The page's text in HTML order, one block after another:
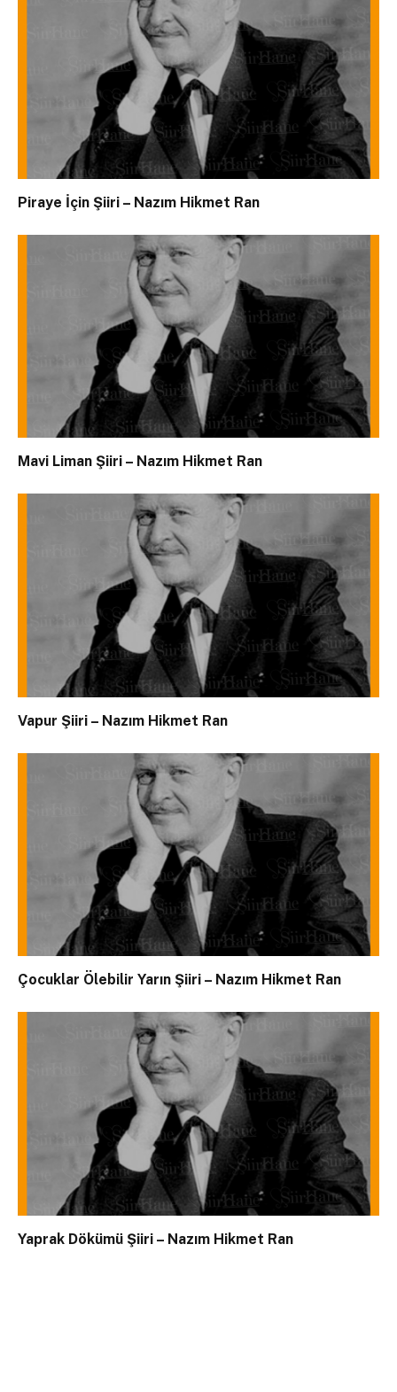
Piraye İçin Şiiri – Nazım Hikmet Ran
Mavi Liman Şiiri – Nazım Hikmet Ran
Vapur Şiiri – Nazım Hikmet Ran
Çocuklar Ölebilir Yarın Şiiri – Nazım Hikmet Ran
Yaprak Dökümü Şiiri – Nazım Hikmet Ran